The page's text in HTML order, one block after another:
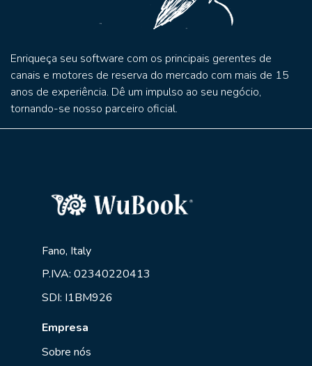
Enriqueça seu software com os principais gerentes de
canais e motores de reserva do mercado com mais de 15
anos de experiência. Dê um impulso ao seu negócio,
tornando-se nosso parceiro oficial.
Fano, Italy
P.IVA: 02340220413
SDI: I1BM926
Empresa
Sobre nós